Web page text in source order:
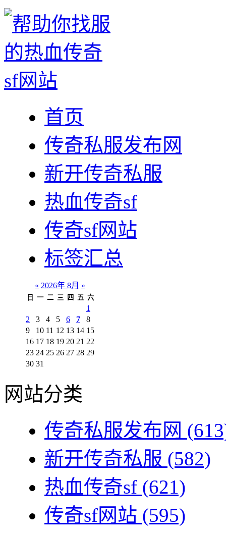
首页
传奇私服发布网
新开传奇私服
热血传奇sf
传奇sf网站
标签汇总
« 2026年 8月 »
日 一 二 三 四 五 六
1
2
3 4 5 6 7
8
9
10 11 12 13 14 15
16 17 18 19 20 21 22
23 24 25 26 27 28 29
30 31
网站分类
传奇私服发布网
新开传奇私服 (582)
热血传奇sf (621)
传奇sf网站 (595)